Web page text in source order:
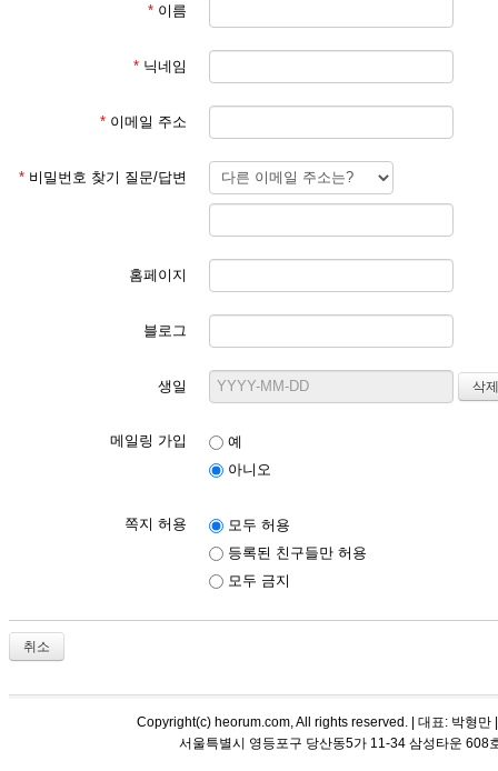
* 이름
* 닉네임
* 이메일 주소
* 비밀번호 찾기 질문/답변
홈페이지
블로그
생일
메일링 가입
예
아니오
쪽지 허용
모두 허용
등록된 친구들만 허용
모두 금지
취소
Copyright(c) heorum.com, All rights reserved. | 대표: 박형
서울특별시 영등포구 당산동5가 11-34 삼성타운